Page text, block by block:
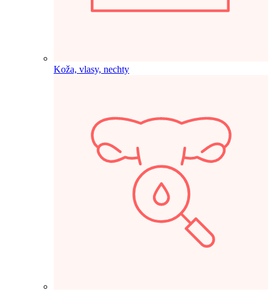
Koža, vlasy, nechty